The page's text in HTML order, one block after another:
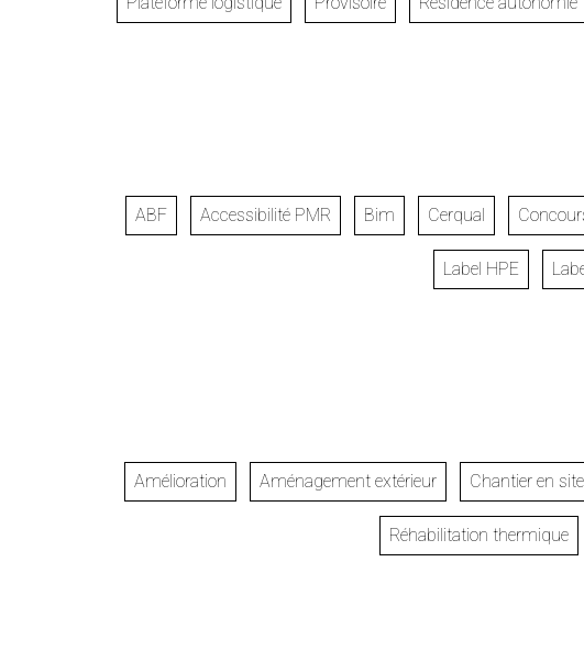
ABF Accessibilité PMR Bim Cerqual
Label HPE
Amélioration Aménagement extérieur Chantier en
Réhabilitation thermique